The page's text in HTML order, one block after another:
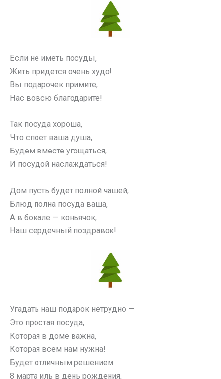
Если не иметь посуды,
Жить придется очень худо!
Вы подарочек примите,
Нас вовсю благодарите!
Так посуда хороша,
Что споет ваша душа,
Будем вместе угощаться,
И посудой наслаждаться!
Дом пусть будет полной чашей,
Блюд полна посуда ваша,
А в бокале — коньячок,
Наш сердечный поздравок!
Угадать наш подарок нетрудно —
Это простая посуда,
Которая в доме важна,
Которая всем нам нужна!
Будет отличным решением
8 марта иль в день рождения,